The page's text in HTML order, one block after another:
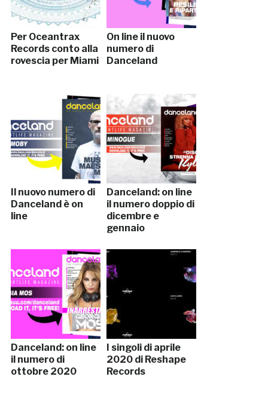
Per Oceantrax
Records conto alla
rovescia per Miami
On line il nuovo
numero di
Danceland
Il nuovo numero di
Danceland è on
line
Danceland: on line
il numero doppio di
dicembre e
gennaio
Danceland: on line
il numero di
ottobre 2020
I singoli di aprile
2020 di Reshape
Records